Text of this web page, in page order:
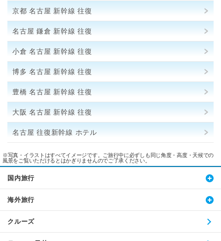
京都 名古屋 新幹線 往復
名古屋 鎌倉 新幹線 往復
小倉 名古屋 新幹線 往復
博多 名古屋 新幹線 往復
豊橋 名古屋 新幹線 往復
大阪 名古屋 新幹線 往復
名古屋 往復新幹線 ホテル
※写真・イラストはすべてイメージです。ご旅行中に必ずしも同じ角度・高度・天候での
風景をご覧いただけるとはかぎりませんのでご了承ください。
国内旅行
海外旅行
クルーズ